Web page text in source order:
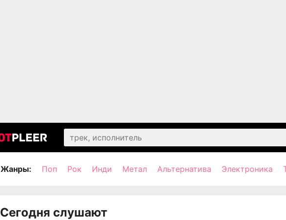
Жанры: Поп Рок Инди Метал Альтернатива Электроника
Сегодня слушают